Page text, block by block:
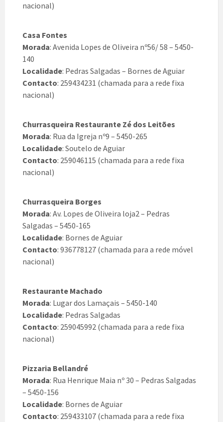
nacional)
Casa Fontes
Morada: Avenida Lopes de Oliveira nº56/ 58 – 5450-
140
Localidade: Pedras Salgadas – Bornes de Aguiar
Contacto: 259434231 (chamada para a rede fixa
nacional)
Churrasqueira Restaurante Zé dos Leitões
Morada: Rua da Igreja nº9 – 5450-265
Localidade: Soutelo de Aguiar
Contacto: 259046115 (chamada para a rede fixa
nacional)
Churrasqueira Borges
Morada: Av. Lopes de Oliveira loja2 – Pedras
Salgadas – 5450-165
Localidade: Bornes de Aguiar
Contacto: 936778127 (chamada para a rede móvel
nacional)
Restaurante Machado
Morada: Lugar dos Lamaçais – 5450-140
Localidade: Pedras Salgadas
Contacto: 259045992 (chamada para a rede fixa
nacional)
Pizzaria Bellandré
Morada: Rua Henrique Maia nº 30 – Pedras Salgadas
– 5450-156
Localidade: Bornes de Aguiar
Contacto: 259433107 (chamada para a rede fixa